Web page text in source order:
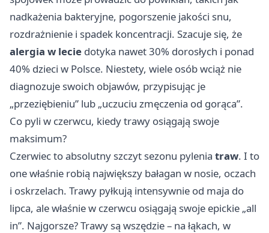
nadkażenia bakteryjne, pogorszenie jakości snu,
rozdrażnienie i spadek koncentracji. Szacuje się, że
alergia w lecie dotyka nawet 30% dorosłych i ponad
40% dzieci w Polsce. Niestety, wiele osób wciąż nie
diagnozuje swoich objawów, przypisując je
„przeziębieniu” lub „uczuciu zmęczenia od gorąca”.
Co pyli w czerwcu, kiedy trawy osiągają swoje
maksimum?
Czerwiec to absolutny szczyt sezonu pylenia traw. I to
one właśnie robią największy bałagan w nosie, oczach
i oskrzelach. Trawy pyłkują intensywnie od maja do
lipca, ale właśnie w czerwcu osiągają swoje epickie „all
in”. Najgorsze? Trawy są wszędzie – na łąkach, w